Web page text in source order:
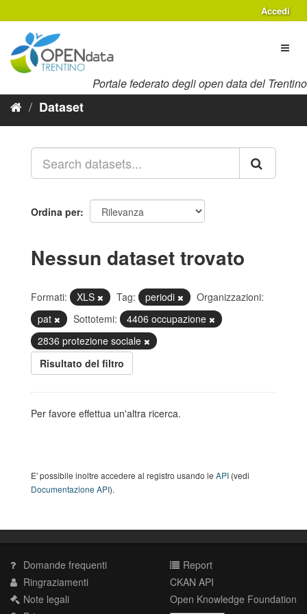
al
contenuto
Accedi
Portale federato degli open data del Trentino
Dataset
Ordina per
Nessun dataset trovato
Formati: XLS Tag: periodi
Organizzazioni:
pat
Sottotemi:
4406 occupazione
2836 protezione sociale
Risultato del filtro
Per favore effettua un'altra ricerca.
E' possibile inoltre accedere al registro usando le API (vedi
Documentazione API).
Domande frequenti
Ringraziamenti
Note legali
Report
CKAN API
Open Knowledge Foundation